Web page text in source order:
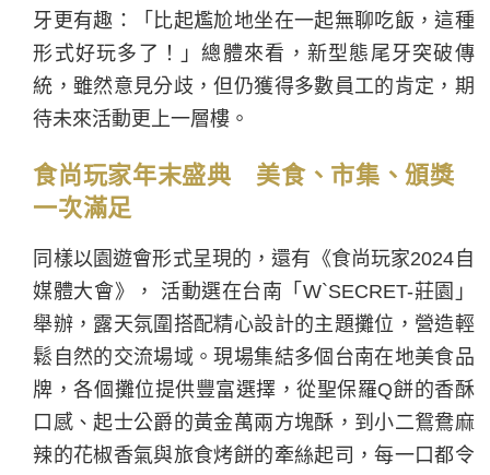
牙更有趣：「比起尷尬地坐在一起無聊吃飯，這種
形式好玩多了！」總體來看，新型態尾牙突破傳
統，雖然意見分歧，但仍獲得多數員工的肯定，期
待未來活動更上一層樓。
食尚玩家年末盛典 美食、市集、頒獎
一次滿足
同樣以園遊會形式呈現的，還有《食尚玩家2024自
媒體大會》， 活動選在台南「W`SECRET-莊園」
舉辦，露天氛圍搭配精心設計的主題攤位，營造輕
鬆自然的交流場域。現場集結多個台南在地美食品
牌，各個攤位提供豐富選擇，從聖保羅Q餅的香酥
口感、起士公爵的黃金萬兩方塊酥，到小二鴛鴦麻
辣的花椒香氣與旅食烤餅的牽絲起司，每一口都令